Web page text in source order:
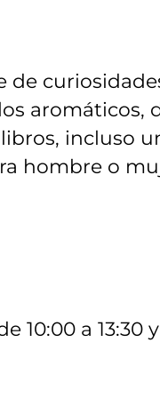
aromáticos,
incluso
hombre o
a 13:30